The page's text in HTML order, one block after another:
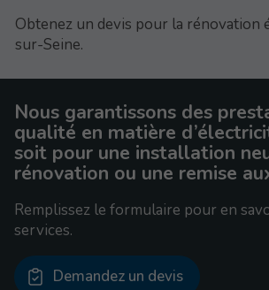
Obtenez un devis pour la rénovation
sur-Seine.
Nous garantissons des
qualité en matière
soit pour une installation
rénovation ou une remise
Remplissez le formulaire pour en
services.
Demandez un devis